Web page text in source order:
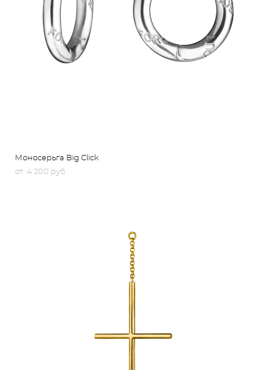
Моносерьга Big Click
от 4 200 pуб.